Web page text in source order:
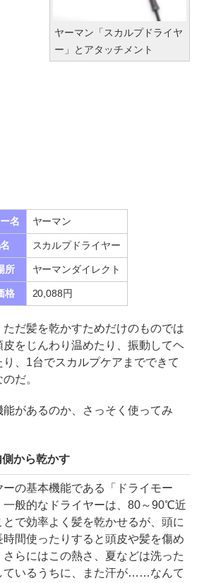
ヤーマン「スカルプドライヤ
ー」とアタッチメント
名 ヤーマン
スカルプドライヤー
所 ヤーマンダイレクト
格 20,088円
だ髪を乾かすためだけのものでは
をじんわり温めたり、振動してヘ
、1台でスカルプケアまでできて
だ。
があるのか、さっそく使ってみ
から乾かす
の基本機能である「ドライモー
一般的なドライヤーは、80～90℃近
で効率よく髪を乾かせるが、頭に
間使ったりすると頭皮や髪を傷め
らにはこの熱さ、夏などは洗った
ているうちに、また汗が……なんて